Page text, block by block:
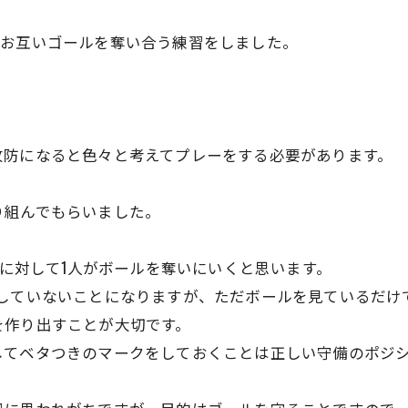
互いゴールを奪い合う練習をしました。
になると色々と考えてプレーをする必要があります。
んでもらいました。
して1人がボールを奪いにいくと思います。
ていないことになりますが、ただボールを見ているだ
り出すことが大切です。
ベタつきのマークをしておくことは正しい守備のポジ